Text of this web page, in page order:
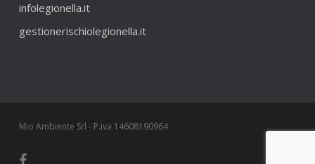
infolegionella.it
gestionerischiolegionella.it
Mio Ambiente Srl - P.iva 14608190964
facebook